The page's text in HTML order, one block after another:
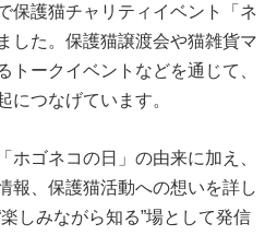
保護猫チャリティイベント「ネ
した。保護猫譲渡会や猫雑貨マ
トークイベントなどを通じて、
につなげています。
ホゴネコの日」の由来に加え、
報、保護猫活動への想いを詳し
しみながら知る”場として発信